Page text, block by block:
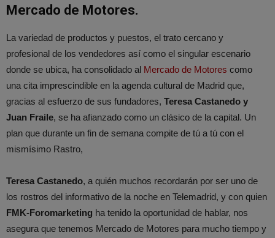
Mercado de Motores.
La variedad de productos y puestos, el trato cercano y
profesional de los vendedores así como el singular escenario
donde se ubica, ha consolidado al Mercado de Motores como
una cita imprescindible en la agenda cultural de Madrid que,
gracias al esfuerzo de sus fundadores, Teresa Castanedo y
Juan Fraile, se ha afianzado como un clásico de la capital. Un
plan que durante un fin de semana compite de tú a tú con el
mismísimo Rastro,
Teresa Castanedo, a quién muchos recordarán por ser uno de
los rostros del informativo de la noche en Telemadrid, y con quien
FMK-Foromarketing ha tenido la oportunidad de hablar, nos
asegura que tenemos Mercado de Motores para mucho tiempo y